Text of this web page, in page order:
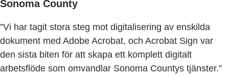
Sonoma County
”Vi har tagit stora steg mot digitalisering av enskilda
dokument med Adobe Acrobat, och Acrobat Sign var
den sista biten för att skapa ett komplett digitalt
arbetsflöde som omvandlar Sonoma Countys tjänster.”